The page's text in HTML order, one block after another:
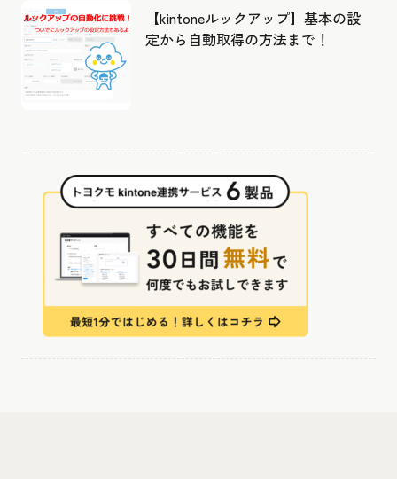
【kintoneルックアップ】基本の設
定から自動取得の方法まで！